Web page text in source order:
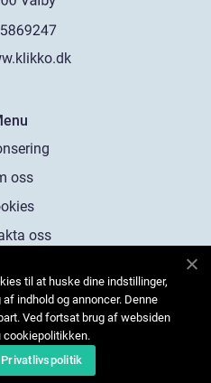
oss
oss
til at huske dine indstillinger,
indhold og annoncer. Denne
Ved fortsat brug af websiden
cookiepolitikken.
Privatlivspolitik